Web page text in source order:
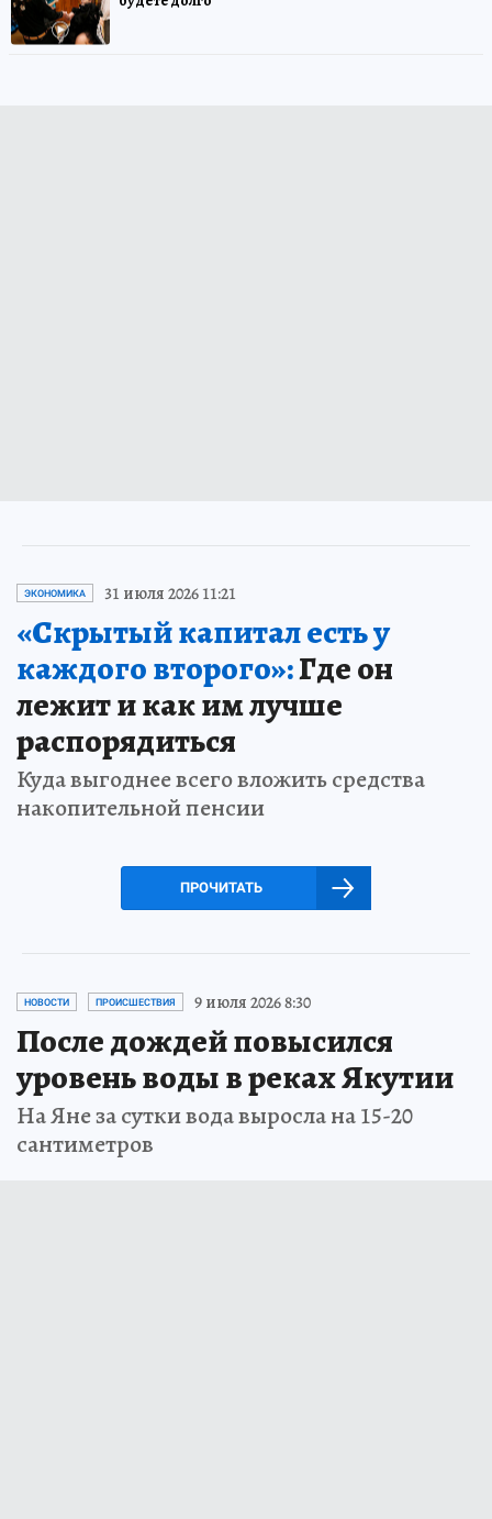
ЭКОНОМИКА 31 июля 2026 11:21
«Скрытый капитал есть у
каждого второго»:Где он
лежит и как им лучше
распорядиться
Куда выгоднее всего вложить средства
накопительной пенсии
ПРОЧИТАТЬ
НОВОСТИ ПРОИСШЕСТВИЯ 9 июля 2026 8:30
После дождей повысился
уровень воды в реках Якутии
На Яне за сутки вода выросла на 15-20
сантиметров